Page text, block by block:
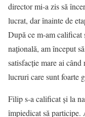
director mi-a zis să
lucrat, dar înainte de
După ce m-am calificat
națională, am început
satisfacție mare ai
lucruri care sunt foarte
Filip s-a calificat și la
împiedicat să participe.